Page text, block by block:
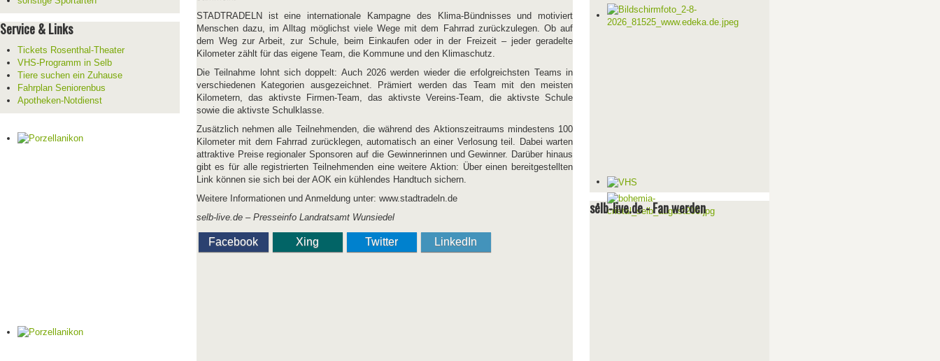
Service & Links
Tickets Rosenthal-Theater
VHS-Programm in Selb
Tiere suchen ein Zuhause
Fahrplan Seniorenbus
Apotheken-Notdienst
STADTRADELN ist eine internationale Kampagne des Klima-Bündnisses und motiviert
Menschen dazu, im Alltag möglichst viele Wege mit dem Fahrrad zurückzulegen. Ob auf
dem Weg zur Arbeit, zur Schule, beim Einkaufen oder in der Freizeit – jeder geradelte
Kilometer zählt für das eigene Team, die Kommune und den Klimaschutz.
Die Teilnahme lohnt sich doppelt: Auch 2026 werden wieder die erfolgreichsten Teams in
verschiedenen Kategorien ausgezeichnet. Prämiert werden das Team mit den meisten
Kilometern, das aktivste Firmen-Team, das aktivste Vereins-Team, die aktivste Schule
sowie die aktivste Schulklasse.
Zusätzlich nehmen alle Teilnehmenden, die während des Aktionszeitraums mindestens 100
Kilometer mit dem Fahrrad zurücklegen, automatisch an einer Verlosung teil. Dabei warten
attraktive Preise regionaler Sponsoren auf die Gewinnerinnen und Gewinner. Darüber hinaus
gibt es für alle registrierten Teilnehmenden eine weitere Aktion: Über einen bereitgestellten
Link können sie sich bei der AOK ein kühlendes Handtuch sichern.
Weitere Informationen und Anmeldung unter: www.stadtradeln.de
selb-live.de – Presseinfo Landratsamt Wunsiedel
Facebook Xing Twitter LinkedIn
selb-live.de - Fan werden